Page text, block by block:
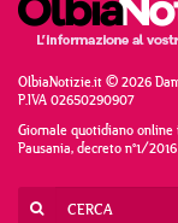
OlbiaNotizie.it © 2026
P.IVA 02650290907
Giornale quotidiano
Pausania, decreto n°1/